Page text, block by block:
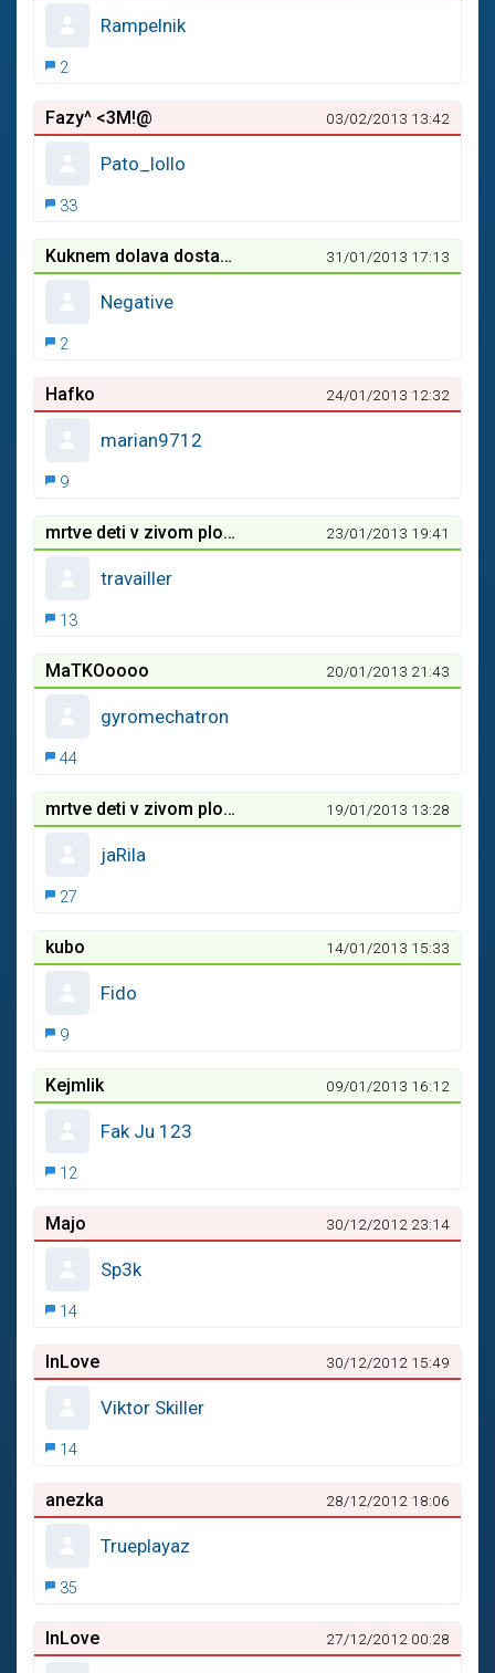
Rampelnik
2
Fazy^ <3M!@ 03/02/2013 13:42
Pato_lollo
33
Kuknem dolava dostanem sprava 31/01/2013 17:13
Negative
2
Hafko 24/01/2013 12:32
marian9712
9
mrtve deti v zivom plote 23/01/2013 19:41
travailler
13
MaTKOoooo 20/01/2013 21:43
gyromechatron
44
mrtve deti v zivom plote 19/01/2013 13:28
jaRila
27
kubo 14/01/2013 15:33
Fido
9
Kejmlik 09/01/2013 16:12
Fak Ju 123
12
Majo 30/12/2012 23:14
Sp3k
14
InLove 30/12/2012 15:49
Viktor Skiller
14
anezka 28/12/2012 18:06
Trueplayaz
35
InLove 27/12/2012 00:28